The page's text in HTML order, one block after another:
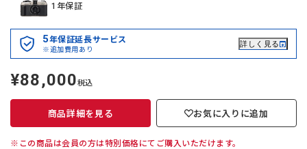
1年保証
5年保証延長サービス
※追加費用あり
詳しく見る
定
価
¥88,000税込
商品詳細を見る お気に入りに追加
※この商品は会員の方は特別価格にてご購入いただけます。